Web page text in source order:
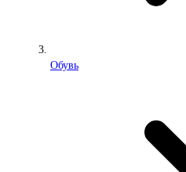
Обувь